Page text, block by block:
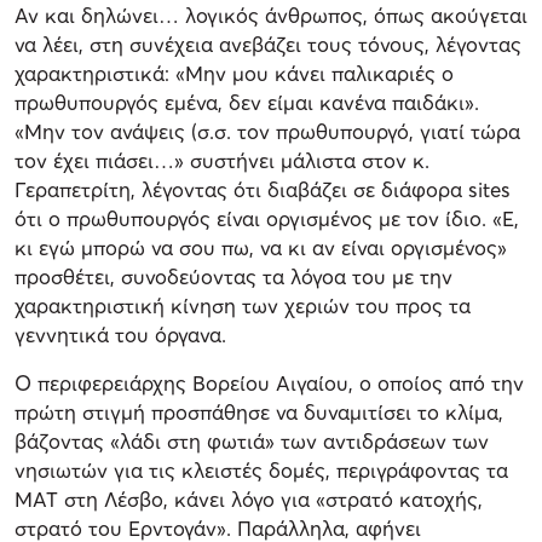
Αν και δηλώνει… λογικός άνθρωπος, όπως ακούγεται
να λέει, στη συνέχεια ανεβάζει τους τόνους, λέγοντας
χαρακτηριστικά: «Μην μου κάνει παλικαριές ο
πρωθυπουργός εμένα, δεν είμαι κανένα παιδάκι».
«Μην τον ανάψεις (σ.σ. τον πρωθυπουργό, γιατί τώρα
τον έχει πιάσει…» συστήνει μάλιστα στον κ.
Γεραπετρίτη, λέγοντας ότι διαβάζει σε διάφορα sites
ότι ο πρωθυπουργός είναι οργισμένος με τον ίδιο. «Ε,
κι εγώ μπορώ να σου πω, να κι αν είναι οργισμένος»
προσθέτει, συνοδεύοντας τα λόγοα του με την
χαρακτηριστική κίνηση των χεριών του προς τα
γεννητικά του όργανα.
Ο περιφερειάρχης Βορείου Αιγαίου, ο οποίος από την
πρώτη στιγμή προσπάθησε να δυναμιτίσει το κλίμα,
βάζοντας «λάδι στη φωτιά» των αντιδράσεων των
νησιωτών για τις κλειστές δομές, περιγράφοντας τα
ΜΑΤ στη Λέσβο, κάνει λόγο για «στρατό κατοχής,
στρατό του Ερντογάν». Παράλληλα, αφήνει